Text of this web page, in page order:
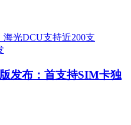
发布：首支持SIM卡独